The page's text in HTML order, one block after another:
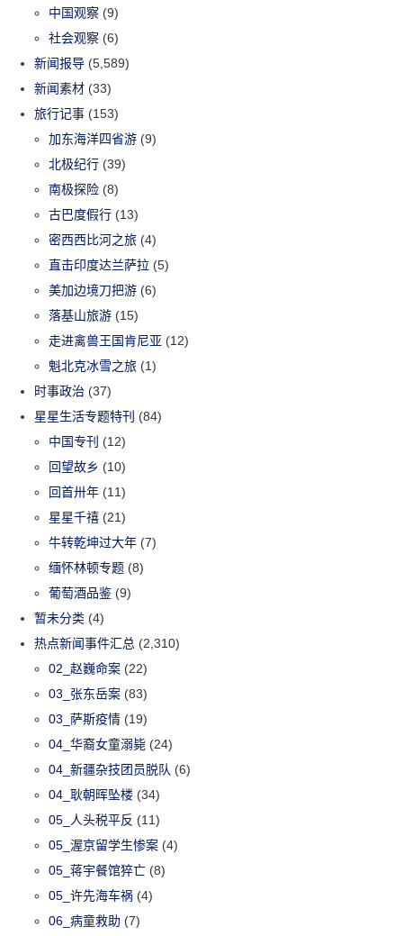
中国观察 (9)
社会观察 (6)
新闻报导 (5,589)
新闻素材 (33)
旅行记事 (153)
加东海洋四省游 (9)
北极纪行 (39)
南极探险 (8)
古巴度假行 (13)
密西西比河之旅 (4)
直击印度达兰萨拉 (5)
美加边境刀把游 (6)
落基山旅游 (15)
走进禽兽王国肯尼亚 (12)
魁北克冰雪之旅 (1)
时事政治 (37)
星星生活专题特刊 (84)
中国专刊 (12)
回望故乡 (10)
回首卅年 (11)
星星千禧 (21)
牛转乾坤过大年 (7)
缅怀林顿专题 (8)
葡萄酒品鉴 (9)
暂未分类 (4)
热点新闻事件汇总 (2,310)
02_赵巍命案 (22)
03_张东岳案 (83)
03_萨斯疫情 (19)
04_华裔女童溺毙 (24)
04_新疆杂技团员脱队 (6)
04_耿朝晖坠楼 (34)
05_人头税平反 (11)
05_渥京留学生惨案 (4)
05_蒋宇餐馆猝亡 (8)
05_许先海车祸 (4)
06_病童救助 (7)